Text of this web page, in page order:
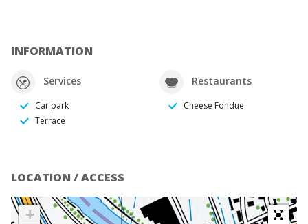
INFORMATION
Services
Car park
Terrace
Restaurants
Cheese Fondue
LOCATION / ACCESS
+